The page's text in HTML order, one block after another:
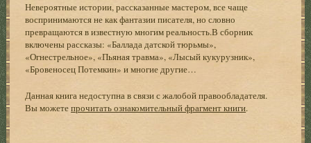
Невероятные истории, рассказанные мастером, все чаще
воспринимаются не как фантазии писателя, но словно
превращаются в известную многим реальность.В сборник
включены рассказы: «Баллада датской тюрьмы»,
«Огнестрельное», «Пьяная травма», «Лысый кукурузник»,
«Бровеносец Потемкин» и многие другие…
Данная книга недоступна в связи с жалобой правообладателя.
Вы можетепрочитать ознакомительный фрагмент книги.